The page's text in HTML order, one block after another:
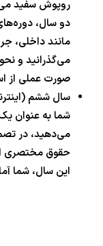
روپوش سفید
دو سال،
مانند داخلی،
می‌گذرانید و
صورت عملی از
شما به عنوان
می‌دهید، در
حقوق مختصری
این سال، شما